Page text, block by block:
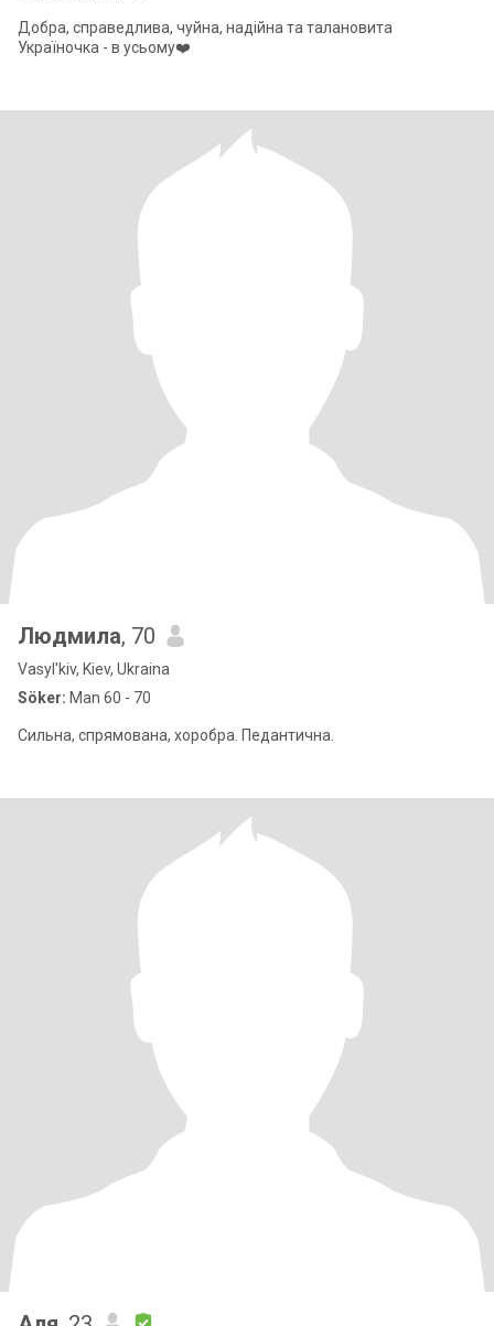
Добра, справедлива, чуйна, надійна та талановита
Україночка - в усьому❤️
Людмила, 70
Vasyl'kiv, Kiev, Ukraina
Söker: Man 60 - 70
Сильна, спрямована, хоробра. Педантична.